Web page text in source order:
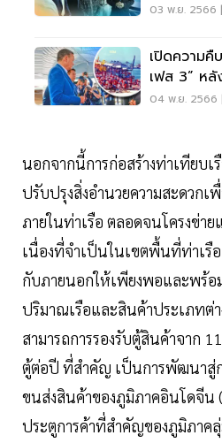
03 พ.ย. 2566
เปิดความคื
เฟส 3” ห
ก่อสร้าง
04 พ.ย. 2566
นอกจากนี้การก่อสร้างท่าเทียบเ
ปรับปรุงสิ่งอำนวยความสะดวก
ภายในท่าเรือ ตลอดจนโครงข่า
เนื่องที่จำเป็นในเขตพื้นที่ท่าเรื
กับภายนอกให้เพียงพอและพร้อ
ปริมาณเรือและสินค้าประเภทต่
สามารถการรองรับตู้สินค้าจาก
ตู้ต่อปี ที่สำคัญ เป็นการพัฒนาสู่ก
ขนส่งสินค้าของภูมิภาคอินโดจีน
ประตูการค้าที่สำคัญของภูมิภาค